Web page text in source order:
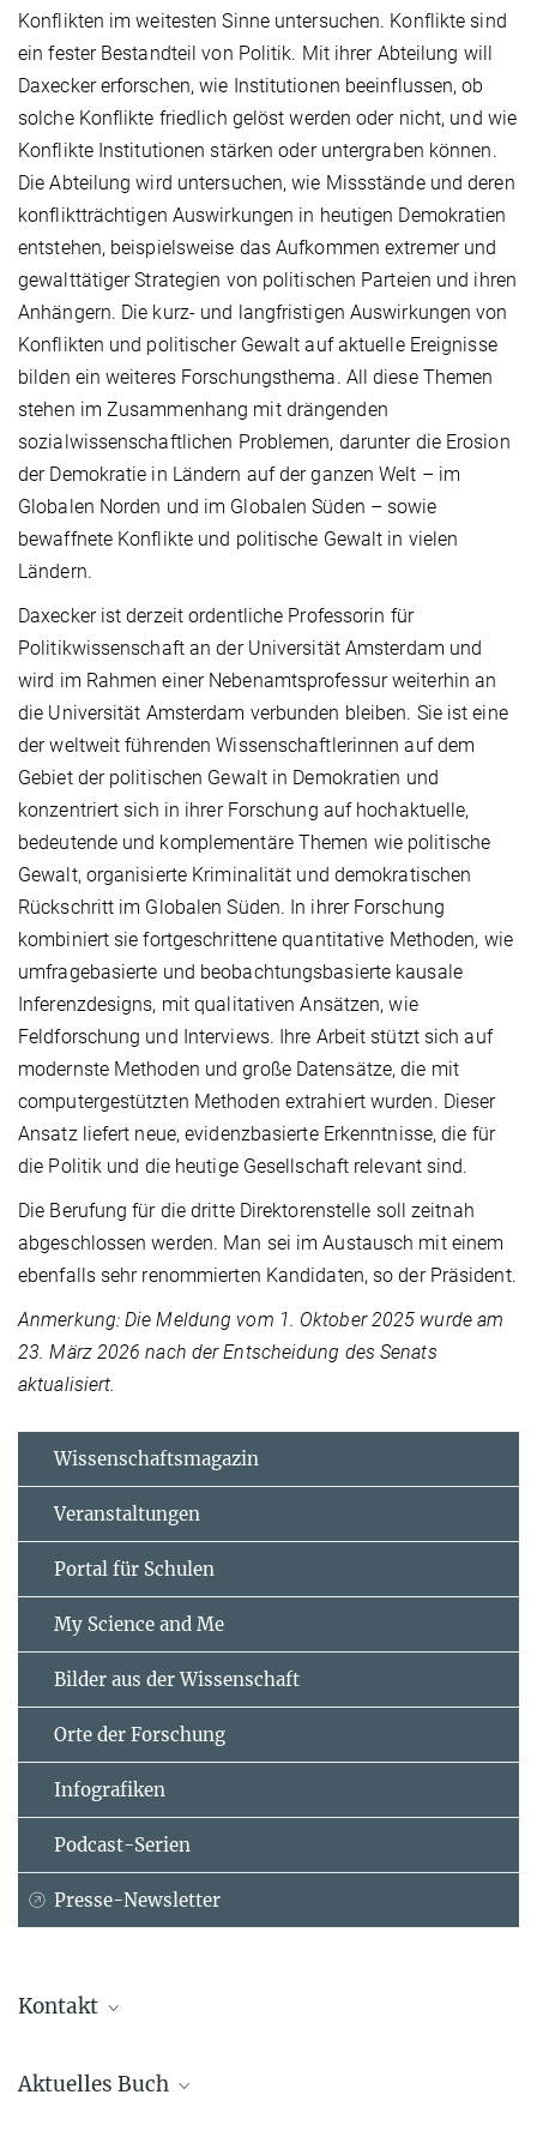
Konflikten im weitesten Sinne untersuchen. Konflikte sind
ein fester Bestandteil von Politik. Mit ihrer Abteilung will
Daxecker erforschen, wie Institutionen beeinflussen, ob
solche Konflikte friedlich gelöst werden oder nicht, und wie
Konflikte Institutionen stärken oder untergraben können.
Die Abteilung wird untersuchen, wie Missstände und deren
konfliktträchtigen Auswirkungen in heutigen Demokratien
entstehen, beispielsweise das Aufkommen extremer und
gewalttätiger Strategien von politischen Parteien und ihren
Anhängern. Die kurz- und langfristigen Auswirkungen von
Konflikten und politischer Gewalt auf aktuelle Ereignisse
bilden ein weiteres Forschungsthema. All diese Themen
stehen im Zusammenhang mit drängenden
sozialwissenschaftlichen Problemen, darunter die Erosion
der Demokratie in Ländern auf der ganzen Welt – im
Globalen Norden und im Globalen Süden – sowie
bewaffnete Konflikte und politische Gewalt in vielen
Ländern.
Daxecker ist derzeit ordentliche Professorin für
Politikwissenschaft an der Universität Amsterdam und
wird im Rahmen einer Nebenamtsprofessur weiterhin an
die Universität Amsterdam verbunden bleiben. Sie ist eine
der weltweit führenden Wissenschaftlerinnen auf dem
Gebiet der politischen Gewalt in Demokratien und
konzentriert sich in ihrer Forschung auf hochaktuelle,
bedeutende und komplementäre Themen wie politische
Gewalt, organisierte Kriminalität und demokratischen
Rückschritt im Globalen Süden. In ihrer Forschung
kombiniert sie fortgeschrittene quantitative Methoden, wie
umfragebasierte und beobachtungsbasierte kausale
Inferenzdesigns, mit qualitativen Ansätzen, wie
Feldforschung und Interviews. Ihre Arbeit stützt sich auf
modernste Methoden und große Datensätze, die mit
computergestützten Methoden extrahiert wurden. Dieser
Ansatz liefert neue, evidenzbasierte Erkenntnisse, die für
die Politik und die heutige Gesellschaft relevant sind.
Die Berufung für die dritte Direktorenstelle soll zeitnah
abgeschlossen werden. Man sei im Austausch mit einem
ebenfalls sehr renommierten Kandidaten, so der Präsident.
Anmerkung: Die Meldung vom 1. Oktober 2025 wurde am
23. März 2026 nach der Entscheidung des Senats
aktualisiert.
Wissenschaftsmagazin
Veranstaltungen
Portal für Schulen
My Science and Me
Bilder aus der Wissenschaft
Orte der Forschung
Infografiken
Podcast-Serien
Presse-Newsletter
Kontakt
Leiterin der Kommunikation
Aktuelles Buch